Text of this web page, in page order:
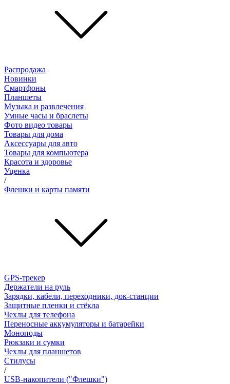
Распродажа
Новинки
Смартфоны
Планшеты
Музыка и развлечения
Умные часы и браслеты
Фото видео товары
Товары для дома
Аксессуары для авто
Товары для компьютера
Красота и здоровье
Уценка
/
Флешки и карты памяти
GPS-трекер
Держатели на руль
Зарядки, кабели, переходники, док-станции
Защитные пленки и стёкла
Чехлы для телефона
Переносные аккумуляторы и батарейки
Моноподы
Рюкзаки и сумки
Чехлы для планшетов
Стилусы
/
USB-накопители ("Флешки")